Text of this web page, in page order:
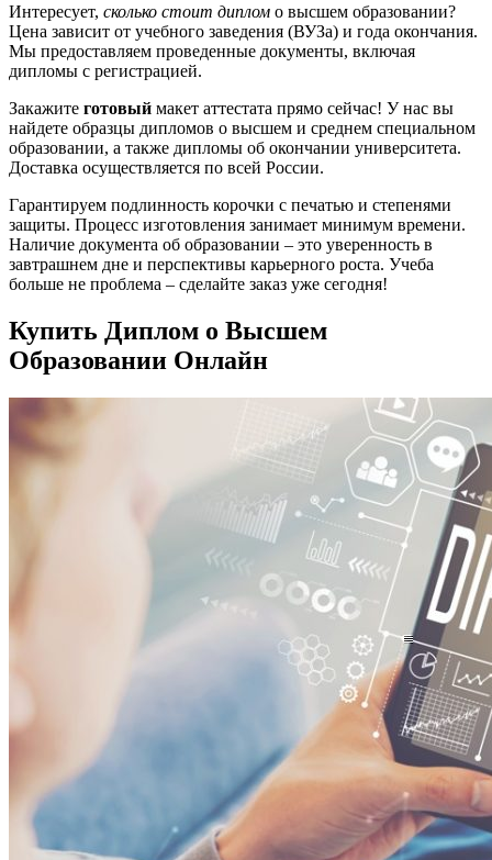
Интересует, сколько стоит диплом о высшем образовании?
Цена зависит от учебного заведения (ВУЗа) и года окончания.
Мы предоставляем проведенные документы, включая
дипломы с регистрацией.
Закажите готовый макет аттестата прямо сейчас! У нас вы
найдете образцы дипломов о высшем и среднем специальном
образовании, а также дипломы об окончании университета.
Доставка осуществляется по всей России.
Гарантируем подлинность корочки с печатью и степенями
защиты. Процесс изготовления занимает минимум времени.
Наличие документа об образовании – это уверенность в
завтрашнем дне и перспективы карьерного роста. Учеба
больше не проблема – сделайте заказ уже сегодня!
Купить Диплом о Высшем
Образовании Онлайн